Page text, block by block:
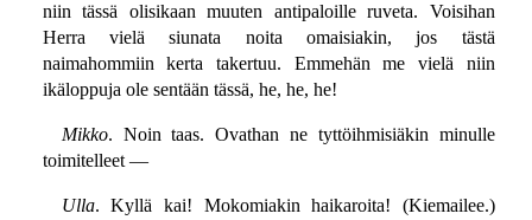
niin tässä olisikaan muuten antipaloille ruveta. Voisihan
Herra vielä siunata noita omaisiakin, jos tästä
naimahommiin kerta takertuu. Emmehän me vielä niin
ikäloppuja ole sentään tässä, he, he, he!
Mikko. Noin taas. Ovathan ne tyttöihmisiäkin minulle
toimitelleet —
Ulla. Kyllä kai! Mokomiakin haikaroita! (Kiemailee.)